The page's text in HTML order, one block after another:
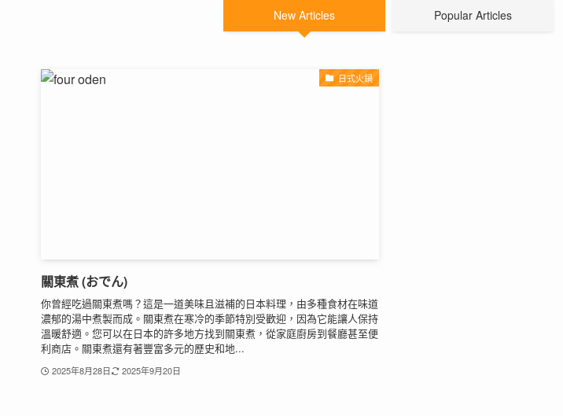
New Articles Popular Articles
日式火鍋
關東煮 (おでん)
你曾經吃過關東煮嗎？這是一道美味且滋補的日本料理，由多種食材在味道
濃郁的湯中煮製而成。關東煮在寒冷的季節特別受歡迎，因為它能讓人保持
溫暖舒適。您可以在日本的許多地方找到關東煮，從家庭廚房到餐廳甚至便
利商店。關東煮還有著豐富多元的歷史和地...
2025年8月28日 2025年9月20日